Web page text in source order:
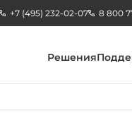
+7 (495) 232-02-07 8 800
Решения